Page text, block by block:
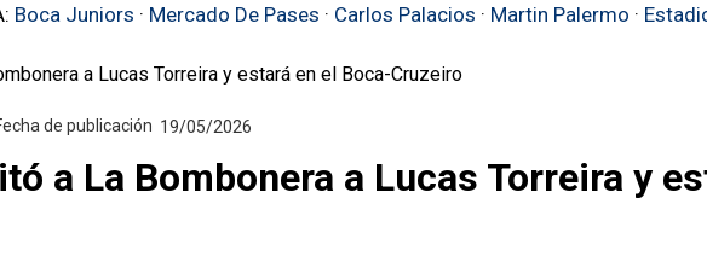
Boca Juniors · Mercado De Pases · Carlos Palacios · Martin Palermo ·
19/05/2026
a La Bombonera a Lucas Torreira y